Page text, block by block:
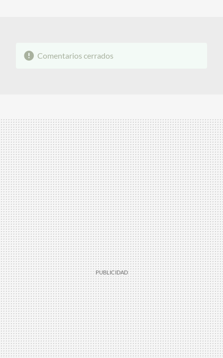
Comentarios cerrados